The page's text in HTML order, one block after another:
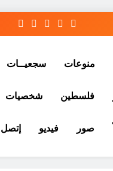
منوعات سجعيــات
فلسطين شخصيات
صور فيديو إتصل